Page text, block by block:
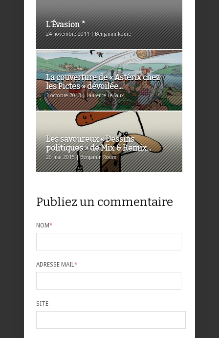
L’Évasion *
24 novembre 2011 | Benjamin Roure
La couverture de « Astérix chez
les Pictes » dévoilée...
3 octobre 2013 | Laurence Le Saux
Les savoureux « Dessins
politiques » de Mix & Remix...
26 mai 2015 | Benjamin Roure
Publiez un commentaire
NOM*
ADRESSE MAIL*
SITE